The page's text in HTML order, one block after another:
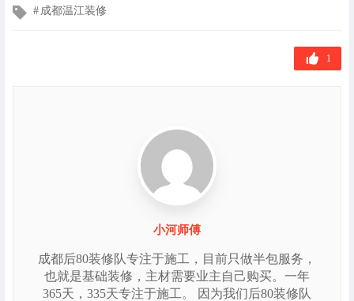
文 成都温江装修
1
小河师傅
成都后80装修队专注于施工，目前只做半包服务，
也就是基础装修，主材需要业主自己购买。一年
365天，335天专注于施工。 因为我们后80装修队